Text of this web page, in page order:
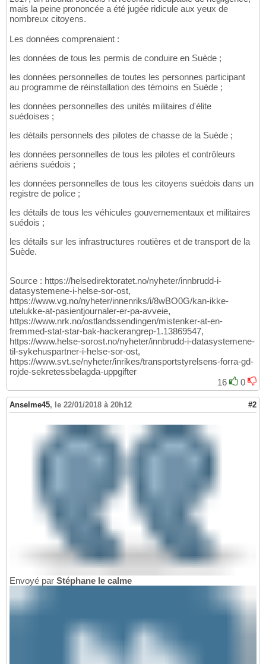
mais la peine prononcée a été jugée ridicule aux yeux de
nombreux citoyens.
Les données comprenaient :
les données de tous les permis de conduire en Suède ;
les données personnelles de toutes les personnes participant
au programme de réinstallation des témoins en Suède ;
les données personnelles des unités militaires d'élite
suédoises ;
les détails personnels des pilotes de chasse de la Suède ;
les données personnelles de tous les pilotes et contrôleurs
aériens suédois ;
les données personnelles de tous les citoyens suédois dans un
registre de police ;
les détails de tous les véhicules gouvernementaux et militaires
suédois ;
les détails sur les infrastructures routières et de transport de la
Suède.
Source : https://helsedirektoratet.no/nyheter/innbrudd-i-
datasystemene-i-helse-sor-ost,
https://www.vg.no/nyheter/innenriks/i/8wBO0G/kan-ikke-
utelukke-at-pasientjournaler-er-pa-avveie,
https://www.nrk.no/ostlandssendingen/mistenker-at-en-
fremmed-stat-star-bak-hackerangrep-1.13869547,
https://www.helse-sorost.no/nyheter/innbrudd-i-datasystemene-
til-sykehuspartner-i-helse-sor-ost,
https://www.svt.se/nyheter/inrikes/transportstyrelsens-forra-gd-
rojde-sekretessbelagda-uppgifter
16
0
Anselme45, le 22/01/2018 à 20h12 #2
Envoyé par Stéphane le calme